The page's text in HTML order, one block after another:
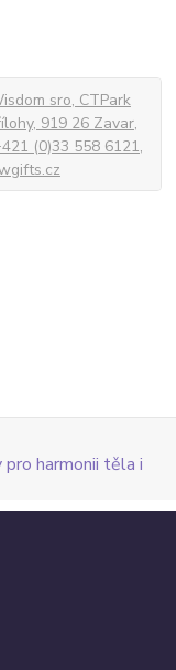
sro, CTPark
919 26 Zavar,
(0)33 558 6121,
harmonii těla i